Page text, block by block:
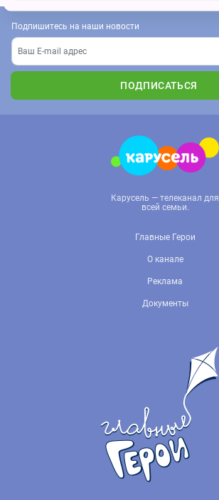
Подпишитесь на наши новости
ПОДПИСАТЬСЯ
Карусель — телеканал для
всей семьи.
Главные Герои
О канале
Реклама
Документы